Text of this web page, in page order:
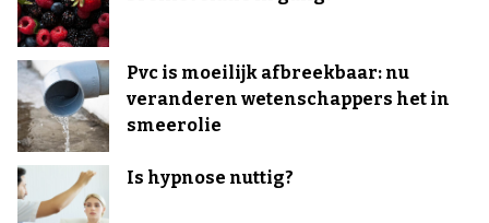
Pvc is moeilijk afbreekbaar: nu
veranderen wetenschappers het in
smeerolie
Is hypnose nuttig?